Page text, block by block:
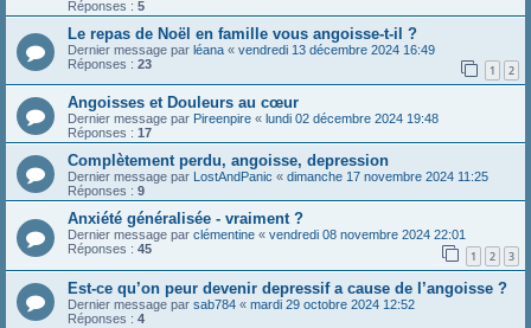
Réponses : 5
Le repas de Noël en famille vous angoisse-t-il ?
Dernier message par léana « vendredi 13 décembre 2024 16:49
Réponses : 23 1 2
Angoisses et Douleurs au cœur
Dernier message par Pireenpire « lundi 02 décembre 2024 19:48
Réponses : 17
Complètement perdu, angoisse, depression
Dernier message par LostAndPanic « dimanche 17 novembre 2024 11:25
Réponses : 9
Anxiété généralisée - vraiment ?
Dernier message par clémentine « vendredi 08 novembre 2024 22:01
Réponses : 45 1 2 3
Est-ce qu’on peur devenir depressif a cause de l’angoisse ?
Dernier message par sab784 « mardi 29 octobre 2024 12:52
Réponses : 4